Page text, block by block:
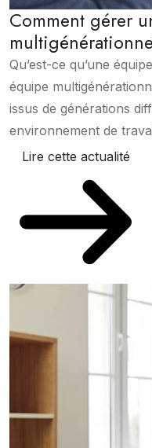
Comment gérer
Qu’est-ce qu’une
équipe
issus de générations
environnement de
Lire cette actualité